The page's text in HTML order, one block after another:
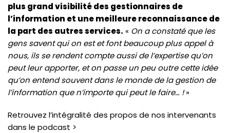
plus grand visibilité des gestionnaires de
l’information et une meilleure reconnaissance de
la part des autres services. « On a constaté que les
gens savent qui on est et font beaucoup plus appel à
nous, ils se rendent compte aussi de l’expertise qu’on
peut leur apporter, et on passe un peu outre cette idée
qu’on entend souvent dans le monde de la gestion de
l’information que n’importe qui peut le faire… !»
Retrouvez l’intégralité des propos de nos intervenants
dans le podcast >